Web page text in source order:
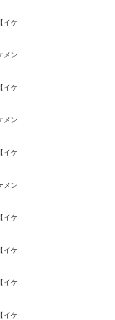
イケメン戦国◆時をかける恋攻略
ン戦国◆時をかける恋攻略】
イケメン戦国◆時をかける恋攻略
ン戦国◆時をかける恋攻略】
イケメン戦国◆時をかける恋攻略
ン戦国◆時をかける恋攻略】
イケメン戦国◆時をかける恋攻略
イケメン戦国◆時をかける恋攻略
イケメン戦国◆時をかける恋攻略
イケメン戦国◆時をかける恋攻略